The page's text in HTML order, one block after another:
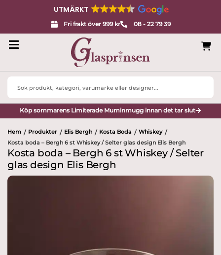
UTMÄRKT
Fri frakt över 999 kr 08 - 22 79 39
Search
Köp sommarens Limiterade Muminmugg innan det tar slut
Hem / Produkter / Elis Bergh / Kosta Boda / Whiskey /
Kosta boda – Bergh 6 st Whiskey / Selter glas design Elis Bergh
Kosta boda – Bergh 6 st Whiskey / Selter
glas design Elis Bergh